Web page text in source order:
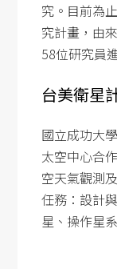
究。目前為
究計畫，由
58位研究員
台美衛星
國立成功大
太空中心合
空天氣觀測
任務：設計
星、操作星